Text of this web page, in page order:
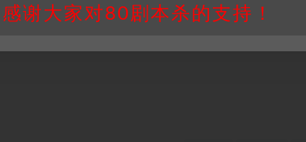
的任何行为和纠纷，本站概不承担任何责任。未经许可的
感谢大家对80剧本杀的支持！